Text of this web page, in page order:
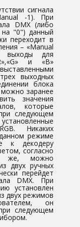
сигнала
-1). При
DMX (либо
на "0") данный
переходит в
– «Manual
для
и «B»
выходных
блока
заранее
значения
которые
следующем
Никаких
режиме
к декодеру
согласно
же, можно
двух ручных
перейдет
DMX. При
установлен
двух режимов
он
следующем